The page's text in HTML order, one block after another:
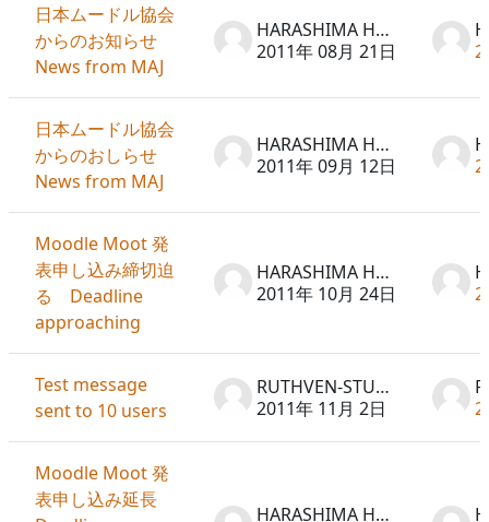
日本ムードル協会
からのお知らせ
News from MAJ
HARASHIMA Hideto
2011年 08月 21日
日本ムードル協会
からのおしらせ
News from MAJ
HARASHIMA Hideto
2011年 09月 12日
Moodle Moot 発
表申し込み締切迫
る Deadline
approaching
HARASHIMA Hideto
2011年 10月 24日
Test message
sent to 10 users
RUTHVEN-STUART Peter
2011年 11月 2日
Moodle Moot 発
表申し込み延長
HARASHIMA Hideto